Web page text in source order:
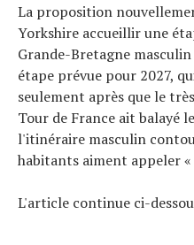
La proposition
Yorkshire accueillir une
Grande-Bretagne
étape prévue pour 2027,
seulement après que le
Tour de France ait balayé
l'itinéraire masculin
habitants aiment appeler
L'article continue ci-
Tests de produits
Tendances
Tous nos articles
À propos